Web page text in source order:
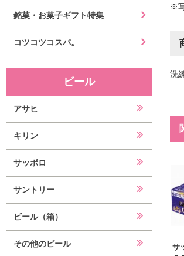
銘菓・お菓子ギフト特集
コツコツコスパ。
ビール
アサヒ
キリン
サッポロ
サントリー
ビール（箱）
その他のビール
※
洗
サ